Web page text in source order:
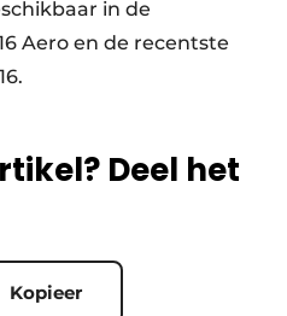
in de
Aero en de recentste
Deel het
Kopieer